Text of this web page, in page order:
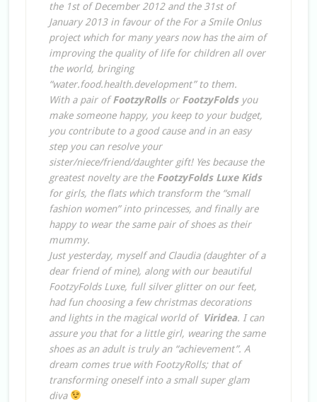
the 1st of December 2012 and the 31st of
January 2013 in favour of the For a Smile Onlus
project which for many years now has the aim of
improving the quality of life for children all over
the world, bringing
“water.food.health.development” to them.
With a pair ofFootzyRollsor FootzyFoldsyou
make someone happy, you keep to your budget,
you contribute to a good cause and in an easy
step you can resolve your
sister/niece/friend/daughter gift! Yes because the
greatest novelty are the FootzyFolds Luxe Kids
for girls, the flats which transform the “small
fashion women” into princesses, and finally are
happy to wear the same pair of shoes as their
mummy.
Just yesterday, myself and Claudia (daughter of a
dear friend of mine), along with our beautiful
FootzyFolds Luxe, full silver glitter on our feet,
had fun choosing a few christmas decorations
and lights in the magical world of Viridea. I can
assure you that for a little girl, wearing the same
shoes as an adult is truly an “achievement”. A
dream comes true with FootzyRolls; that of
transforming oneself into a small super glam
diva